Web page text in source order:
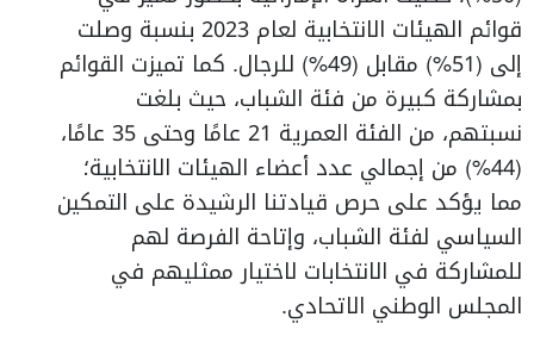
قوائم الهيئات الانتخابية لعام 2023 بنسبة وصلت
إلى (51%) مقابل (49%) للرجال. كما تميزت القوائم
بمشاركة كبيرة من فئة الشباب، حيث بلغت
نسبتهم، من الفئة العمرية 21 عامًا وحتى 35 عامًا،
(44%) من إجمالي عدد أعضاء الهيئات الانتخابية؛
مما يؤكد على حرص قيادتنا الرشيدة على التمكين
السياسي لفئة الشباب، وإتاحة الفرصة لهم
للمشاركة في الانتخابات لاختيار ممثليهم في
المجلس الوطني الاتحادي.